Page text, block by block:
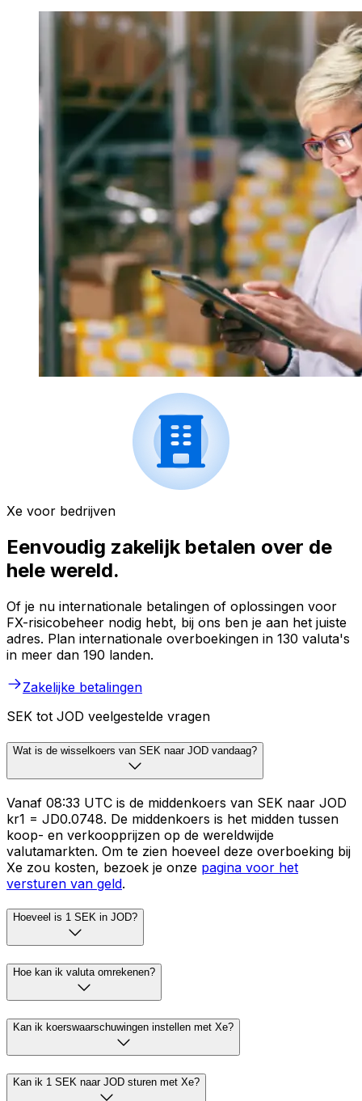
Xe voor bedrijven
Eenvoudig zakelijk betalen over de
hele wereld.
Of je nu internationale betalingen of oplossingen voor
FX-risicobeheer nodig hebt, bij ons ben je aan het juiste
adres. Plan internationale overboekingen in 130 valuta's
in meer dan 190 landen.
Zakelijke betalingen
SEK tot JOD veelgestelde vragen
Wat is de wisselkoers van SEK naar JOD vandaag?
Vanaf 08:33 UTC is de middenkoers van SEK naar JOD
kr1 = JD0.0748. De middenkoers is het midden tussen
koop- en verkoopprijzen op de wereldwijde
valutamarkten. Om te zien hoeveel deze overboeking bij
Xe zou kosten, bezoek je onze pagina voor het
versturen van geld.
Hoeveel is 1 SEK in JOD?
Hoe kan ik valuta omrekenen?
Kan ik koerswaarschuwingen instellen met Xe?
Kan ik 1 SEK naar JOD sturen met Xe?